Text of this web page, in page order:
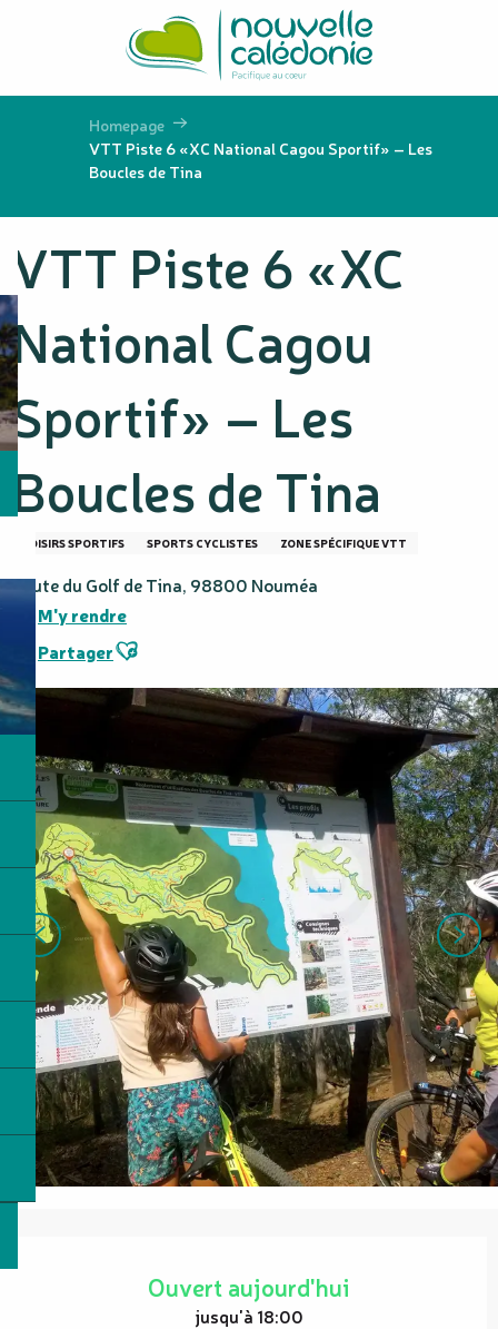
principal
Homepage
VTT Piste 6 «XC National Cagou Sportif» – Les
Boucles de Tina
VTT Piste 6 «XC
National Cagou
Sportif» – Les
Boucles de Tina
LOISIRS SPORTIFS SPORTS CYCLISTES ZONE SPÉCIFIQUE VTT
Route du Golf de Tina, 98800 Nouméa
M'y rendre
PartagerAjouter aux favoris
Ouvert aujourd'hui
jusqu'à 18:00